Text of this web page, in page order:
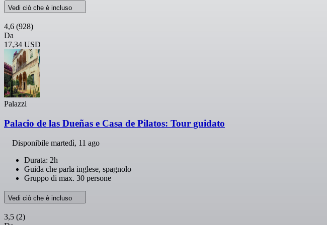
Vedi ciò che è incluso
4,6 (928)
Da
17,34 USD
Palazzi
Palacio de las Dueñas e Casa de Pilatos: Tour guidato
Disponibile martedì, 11 ago
Durata: 2h
Guida che parla inglese, spagnolo
Gruppo di max. 30 persone
Vedi ciò che è incluso
3,5 (2)